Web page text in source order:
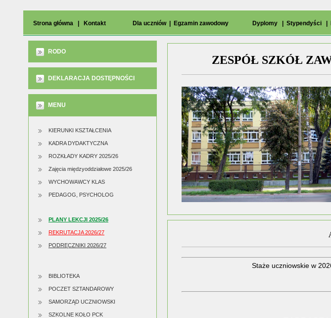
Strona główna Kontakt Dla uczniów| Egzamin zawodowy Dyplomy Stypendyści
RODO
DEKLARACJA DOSTĘPNOŚCI
MENU
KIERUNKI KSZTAŁCENIA
KADRA DYDAKTYCZNA
ROZKŁADY KADRY 2025/26
Zajęcia międzyoddziałowe 2025/26
WYCHOWAWCY KLAS
PEDAGOG, PSYCHOLOG
PLANY LEKCJI 2025/26
REKRUTACJA 2026/27
PODRĘCZNIKI 2026/27
BIBLIOTEKA
POCZET SZTANDAROWY
SAMORZĄD UCZNIOWSKI
SZKOLNE KOŁO PCK